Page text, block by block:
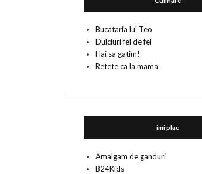
Bucataria lu' Teo
Dulciuri fel de fel
Hai sa gatim!
Retete ca la mama
imi plac
Amalgam de ganduri
B24Kids